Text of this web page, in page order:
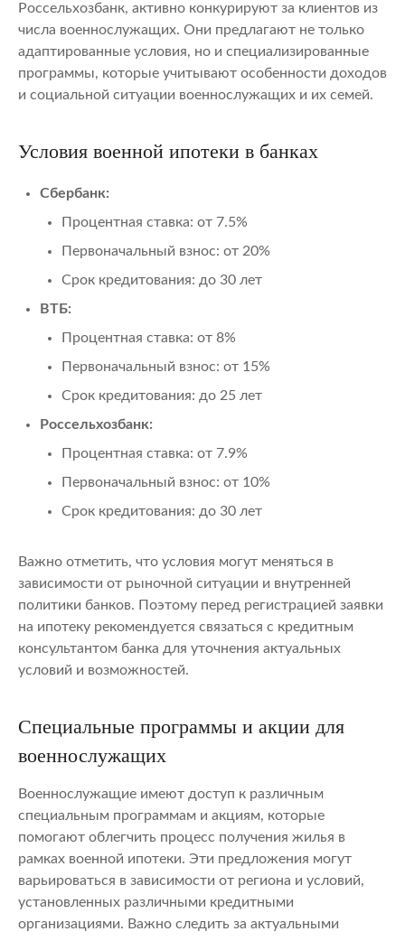
Россельхозбанк, активно конкурируют за клиентов из
числа военнослужащих. Они предлагают не только
адаптированные условия, но и специализированные
программы, которые учитывают особенности доходов
и социальной ситуации военнослужащих и их семей.
Условия военной ипотеки в банках
Сбербанк:
Процентная ставка: от 7.5%
Первоначальный взнос: от 20%
Срок кредитования: до 30 лет
ВТБ:
Процентная ставка: от 8%
Первоначальный взнос: от 15%
Срок кредитования: до 25 лет
Россельхозбанк:
Процентная ставка: от 7.9%
Первоначальный взнос: от 10%
Срок кредитования: до 30 лет
Важно отметить, что условия могут меняться в
зависимости от рыночной ситуации и внутренней
политики банков. Поэтому перед регистрацией заявки
на ипотеку рекомендуется связаться с кредитным
консультантом банка для уточнения актуальных
условий и возможностей.
Специальные программы и акции для
военнослужащих
Военнослужащие имеют доступ к различным
специальным программам и акциям, которые
помогают облегчить процесс получения жилья в
рамках военной ипотеки. Эти предложения могут
варьироваться в зависимости от региона и условий,
установленных различными кредитными
организациями. Важно следить за актуальными